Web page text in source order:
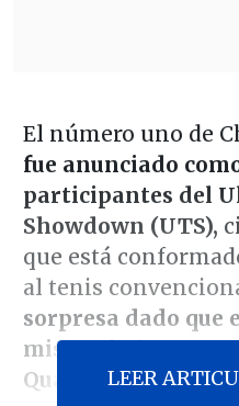
El número uno de
fue anunciado
participantes del
Showdown (UTS),
que está
al tenis
sorpresa dado que
misma fecha en
Qualifiers de Copa
LEER